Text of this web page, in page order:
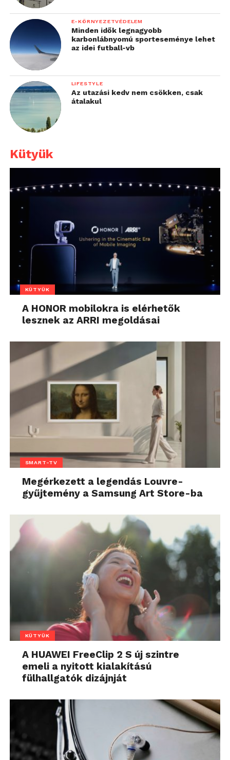
E-KÖRNYEZETVÉDELEM
Minden idők legnagyobb
karbonlábnyomú sporteseménye lehet
az idei futball-vb
LIFESTYLE
Az utazási kedv nem csökken, csak
átalakul
Kütyük
KÜTYÜK
A HONOR mobilokra is elérhetők
lesznek az ARRI megoldásai
SMART-TV
Megérkezett a legendás Louvre-
gyűjtemény a Samsung Art Store-ba
KÜTYÜK
A HUAWEI FreeClip 2 S új szintre
emeli a nyitott kialakítású
fülhallgatók dizájnját